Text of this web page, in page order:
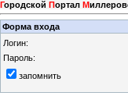
Городской Портал М
Форма входа
Логин:
Пароль:
запомнить